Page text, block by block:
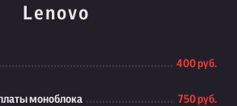
Lenovo
400 руб.
моноблока 750 руб.